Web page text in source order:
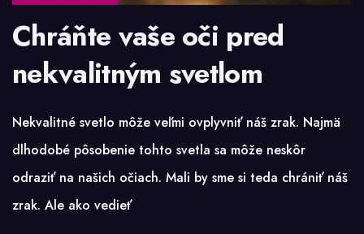
Chráňte vaše oči pred
nekvalitným svetlom
Nekvalitné svetlo môže veľmi ovplyvniť náš zrak. Najmä
dlhodobé pôsobenie tohto svetla sa môže neskôr
odraziť na našich očiach. Mali by sme si teda chrániť náš
zrak. Ale ako vedieť